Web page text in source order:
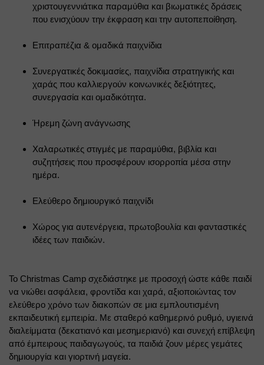
χριστουγεννιάτικα παραμύθια και βιωματικές δράσεις
που ενισχύουν την έκφραση και την αυτοπεποίθηση.
Επιτραπέζια & ομαδικά παιχνίδια
Συνεργατικές δοκιμασίες, παιχνίδια στρατηγικής και
χαράς που καλλιεργούν κοινωνικές δεξιότητες,
συνεργασία και ομαδικότητα.
Ήρεμη ζώνη ανάγνωσης
Χαλαρωτικές στιγμές με παραμύθια, βιβλία και
συζητήσεις που προσφέρουν ισορροπία μέσα στην
ημέρα.
Ελεύθερο δημιουργικό παιχνίδι
Χώρος για αυτενέργεια, πρωτοβουλία και φανταστικές
ιδέες των παιδιών.
Το Christmas Camp σχεδιάστηκε με προσοχή ώστε κάθε παιδί
να νιώθει ασφάλεια, φροντίδα και χαρά, αξιοποιώντας τον
ελεύθερο χρόνο των διακοπών σε μια εμπλουτισμένη
εκπαιδευτική εμπειρία. Με σταθερό καθημερινό ρυθμό, υγιεινά
διαλείμματα (δεκατιανό και μεσημεριανό) και συνεχή επίβλεψη
από έμπειρους παιδαγωγούς, τα παιδιά ζουν μέρες γεμάτες
δημιουργία και γιορτινή μαγεία.